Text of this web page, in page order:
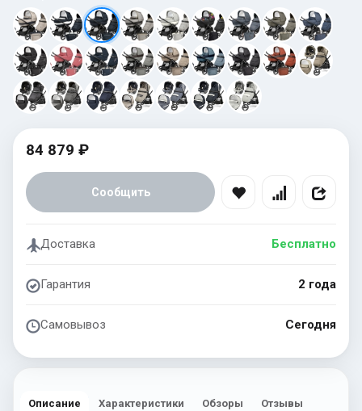
84 879 ₽
Сообщить
Доставка Бесплатно
Гарантия 2 года
Самовывоз Сегодня
Описание Характеристики Обзоры Отзывы